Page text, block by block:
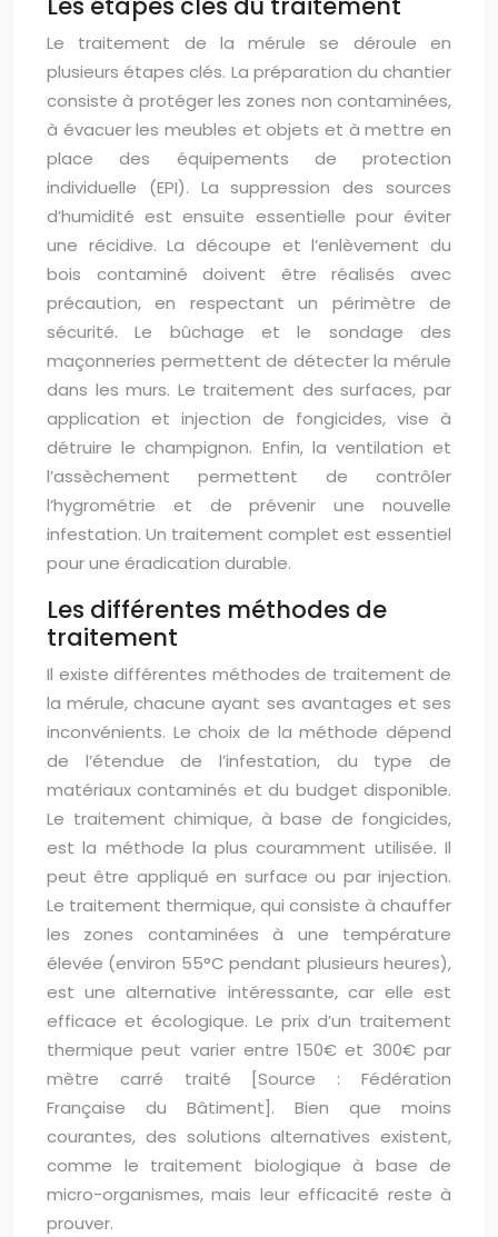
Les étapes clés du traitement
Le traitement de la mérule se déroule en
plusieurs étapes clés. La préparation du chantier
consiste à protéger les zones non contaminées,
à évacuer les meubles et objets et à mettre en
place des équipements de protection
individuelle (EPI). La suppression des sources
d’humidité est ensuite essentielle pour éviter
une récidive. La découpe et l’enlèvement du
bois contaminé doivent être réalisés avec
précaution, en respectant un périmètre de
sécurité. Le bûchage et le sondage des
maçonneries permettent de détecter la mérule
dans les murs. Le traitement des surfaces, par
application et injection de fongicides, vise à
détruire le champignon. Enfin, la ventilation et
l’assèchement permettent de contrôler
l’hygrométrie et de prévenir une nouvelle
infestation. Un traitement complet est essentiel
pour une éradication durable.
Les différentes méthodes de
traitement
Il existe différentes méthodes de traitement de
la mérule, chacune ayant ses avantages et ses
inconvénients. Le choix de la méthode dépend
de l’étendue de l’infestation, du type de
matériaux contaminés et du budget disponible.
Le traitement chimique, à base de fongicides,
est la méthode la plus couramment utilisée. Il
peut être appliqué en surface ou par injection.
Le traitement thermique, qui consiste à chauffer
les zones contaminées à une température
élevée (environ 55°C pendant plusieurs heures),
est une alternative intéressante, car elle est
efficace et écologique. Le prix d’un traitement
thermique peut varier entre 150€ et 300€ par
mètre carré traité [Source : Fédération
Française du Bâtiment]. Bien que moins
courantes, des solutions alternatives existent,
comme le traitement biologique à base de
micro-organismes, mais leur efficacité reste à
prouver.